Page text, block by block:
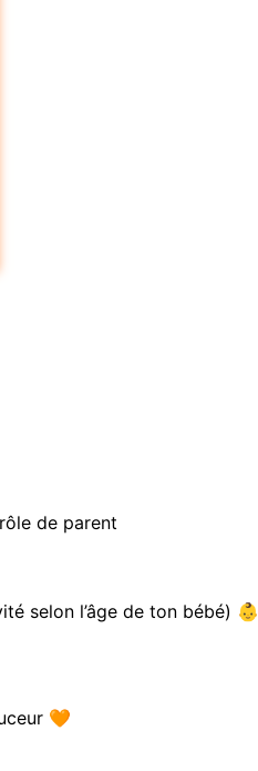
de parent
selon l’âge de ton bébé) 👶
🧡